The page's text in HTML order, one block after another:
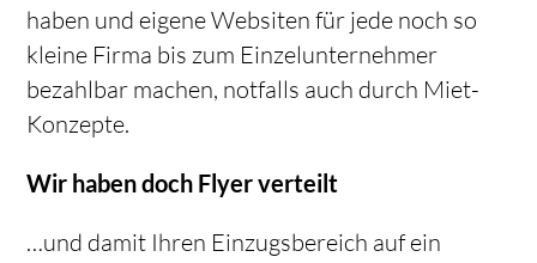
haben und eigene Websiten für jede noch so
kleine Firma bis zum Einzelunternehmer
bezahlbar machen, notfalls auch durch Miet-
Konzepte.
Wir haben doch Flyer verteilt
…und damit Ihren Einzugsbereich auf ein